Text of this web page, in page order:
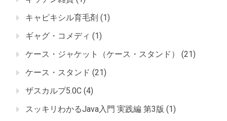
キャピキシル育毛剤 (1)
ギャグ・コメディ (1)
ケース・ジャケット（ケース・スタンド）
(21)
ケース・スタンド (21)
ザスカルプ5.0C (4)
スッキリわかるJava入門 実践編 第3版 (1)